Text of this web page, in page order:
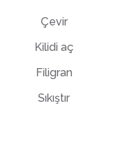
Çevir
Kilidi aç
Filigran
Sıkıştır